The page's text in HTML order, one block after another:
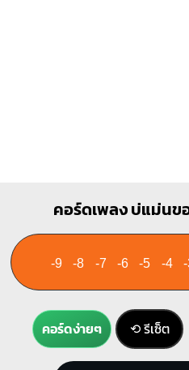
คอร์ดเพลง บ่แม่นข
-9 -8 -7 -6 -5 -4
คอร์ดง่ายๆ ⟲ รีเซ็ต